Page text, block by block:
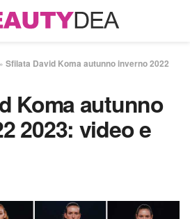
» Sfilata David Koma autunno inverno 2022
Koma autunno
2023: video e